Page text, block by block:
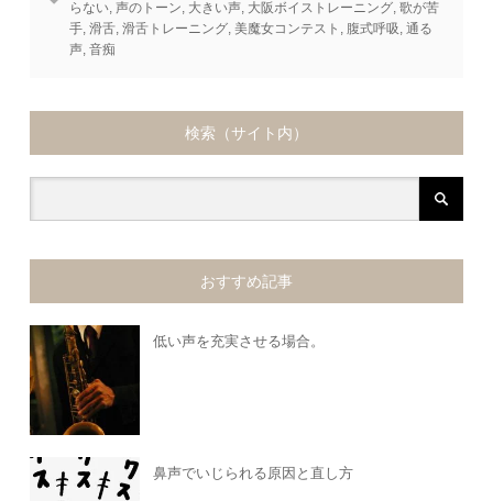
らない ,声のトーン 大きい声 大阪ボイストレーニング ,歌が苦
手 ,滑舌 ,滑舌トレーニング ,美魔女コンテスト 腹式呼吸 ,通る
声 ,音痴
検索（サイト内）
おすすめ記事
低い声を充実させる場合。
鼻声でいじられる原因と直し方